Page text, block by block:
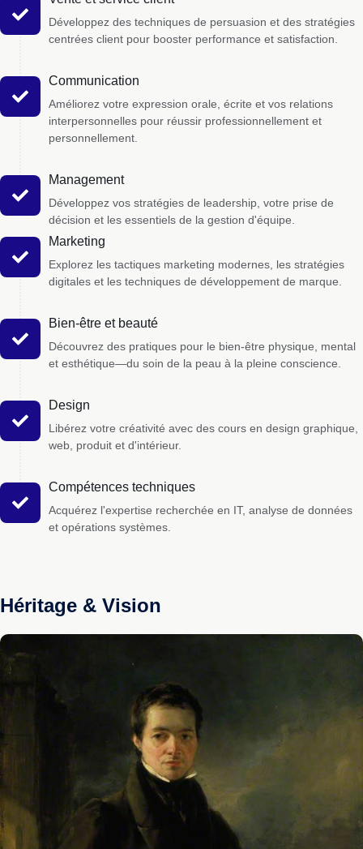
Développez des techniques de persuasion et des stratégies
centrées client pour booster performance et satisfaction.
Communication
Améliorez votre expression orale, écrite et vos relations
interpersonnelles pour réussir professionnellement et
personnellement.
Management
Développez vos stratégies de leadership, votre prise de
décision et les essentiels de la gestion d'équipe.
Marketing
Explorez les tactiques marketing modernes, les stratégies
digitales et les techniques de développement de marque.
Bien-être et beauté
Découvrez des pratiques pour le bien-être physique, mental
et esthétique—du soin de la peau à la pleine conscience.
Design
Libérez votre créativité avec des cours en design graphique,
web, produit et d'intérieur.
Compétences techniques
Acquérez l'expertise recherchée en IT, analyse de données
et opérations systèmes.
Héritage & Vision